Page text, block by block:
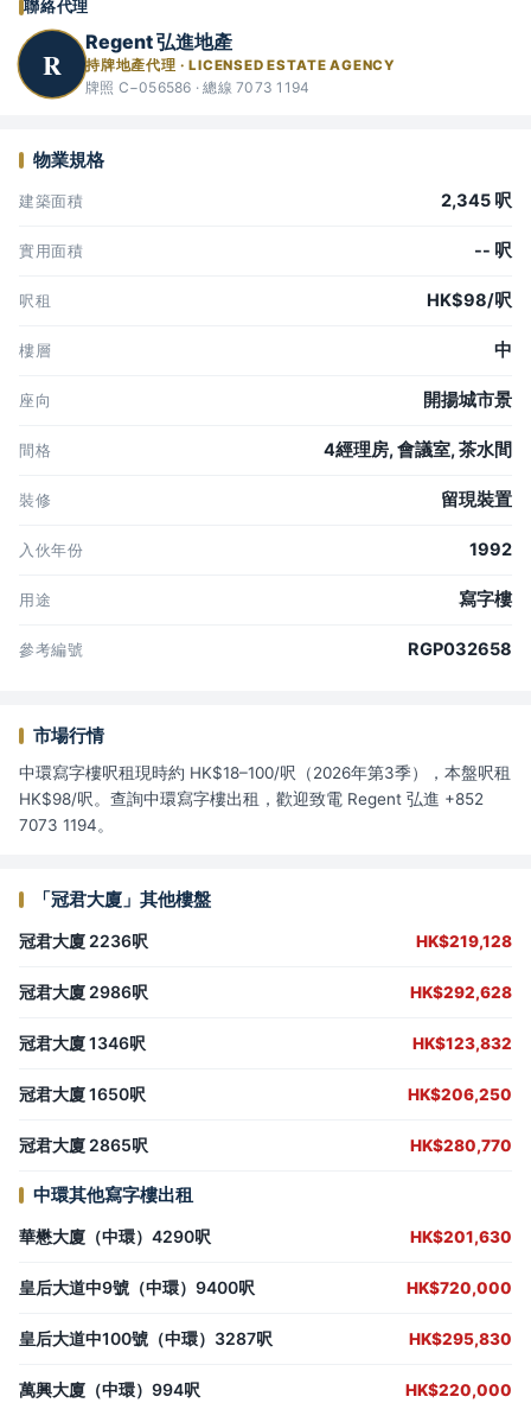
聯絡代理
R
Regent 弘進地產
持牌地產代理 · LICENSED ESTATE AGENCY
牌照 C−056586 · 總線 7073 1194
物業規格
建築面積 2,345 呎
實用面積 -- 呎
呎租 HK$98/呎
樓層 中
座向 開揚城市景
間格 4經理房, 會議室, 茶水間
裝修 留現裝置
入伙年份 1992
用途 寫字樓
參考編號 RGP032658
市場行情
中環寫字樓呎租現時約 HK$18–100/呎（2026年第3季），本盤呎租
HK$98/呎。查詢中環寫字樓出租，歡迎致電 Regent 弘進 +852
7073 1194。
「冠君大廈」其他樓盤
冠君大廈 2236呎 HK$219,128
冠君大廈 2986呎 HK$292,628
冠君大廈 1346呎 HK$123,832
冠君大廈 1650呎 HK$206,250
冠君大廈 2865呎 HK$280,770
中環其他寫字樓出租
華懋大廈（中環）4290呎 HK$201,630
皇后大道中9號（中環）9400呎 HK$720,000
皇后大道中100號（中環）3287呎 HK$295,830
萬興大廈（中環）994呎 HK$220,000